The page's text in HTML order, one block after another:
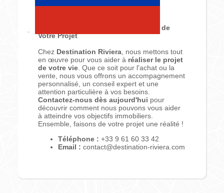
Accompagnons dans la Réalisation de
Votre Projet
Chez Destination Riviera , nous mettons tout
en œuvre pour vous aider à réaliser le projet
de votre vie . Que ce soit pour l'achat ou la
vente, nous vous offrons un accompagnement
personnalisé, un conseil expert et une
attention particulière à vos besoins.
Contactez-nous dès aujourd'hui pour
découvrir comment nous pouvons vous aider
à atteindre vos objectifs immobiliers.
Ensemble, faisons de votre projet une réalité !
Téléphone : +33 9 61 60 33 42
Email : contact@destination-riviera.com